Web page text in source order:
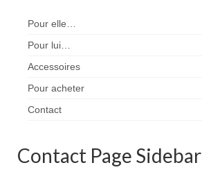
Pour elle…
Pour lui…
Accessoires
Pour acheter
Contact
Contact Page Sidebar